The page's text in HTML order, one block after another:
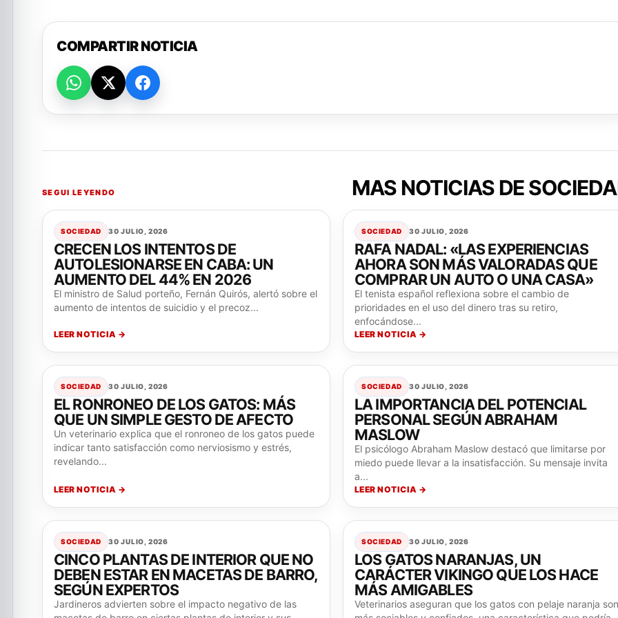
COMPARTIR NOTICIA
SEGUI LEYENDO MAS NOTICIAS DE
SOCIEDAD 30 JULIO, 2026
CRECEN LOS INTENTOS DE
AUTOLESIONARSE EN CABA: UN
AUMENTO DEL 44% EN 2026
El ministro de Salud porteño, Fernán Quirós, alertó sobre el
aumento de intentos de suicidio y el precoz...
LEER NOTICIA →
SOCIEDAD 30 JULIO, 2026
RAFA NADAL: «LAS EXPERIENCIAS
AHORA SON MÁS VALORADAS QUE
COMPRAR UN AUTO O UNA CASA»
El tenista español reflexiona sobre el cambio de
prioridades en el uso del dinero tras su retiro,
enfocándose...
LEER NOTICIA →
SOCIEDAD 30 JULIO, 2026
EL RONRONEO DE LOS GATOS: MÁS
QUE UN SIMPLE GESTO DE AFECTO
Un veterinario explica que el ronroneo de los gatos puede
indicar tanto satisfacción como nerviosismo y estrés,
revelando...
LEER NOTICIA →
SOCIEDAD 30 JULIO, 2026
LA IMPORTANCIA DEL POTENCIAL
PERSONAL SEGÚN ABRAHAM
MASLOW
El psicólogo Abraham Maslow destacó que limitarse por
miedo puede llevar a la insatisfacción. Su mensaje invita
a...
LEER NOTICIA →
SOCIEDAD 30 JULIO, 2026
CINCO PLANTAS DE INTERIOR QUE NO
DEBEN ESTAR EN MACETAS DE BARRO,
SEGÚN EXPERTOS
Jardineros advierten sobre el impacto negativo de las
SOCIEDAD 30 JULIO, 2026
LOS GATOS NARANJAS, UN
CARÁCTER VIKINGO QUE LOS HACE
MÁS AMIGABLES
Veterinarios aseguran que los gatos con pelaje naranja son